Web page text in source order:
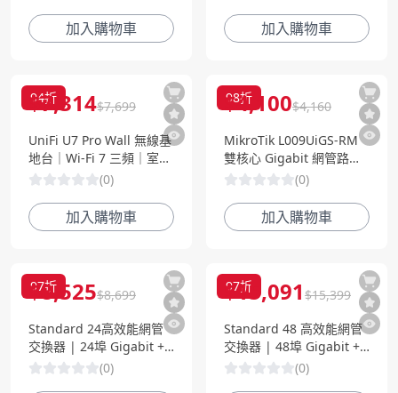
2axD&FG621)
加入購物車 加入購物車
94折
$7,314$7,699
UniFi U7 Pro Wall 無線基
地台｜Wi-Fi 7 三頻｜室內
壁掛式 AP｜高速企業級連
(0)
加入購物車
98折
$4,100$4,160
MikroTik L009UiGS-RM
雙核心 Gigabit 網管路由
器 │ 8埠 Gigabit + SFP
PoE-OUT │ RouterOS
Level 5
(0)
加入購物車
97折
$8,525$8,699
Standard 24高效能網管
交換器 | 24埠 Gigabit +
SFP 光纖 | 中小企業專業
(0)
97折
$15,091 $15,399
Standard 48 高效能網管
交換器 | 48埠 Gigabit +
10G SFP+ 光纖 | 企業級
(0)